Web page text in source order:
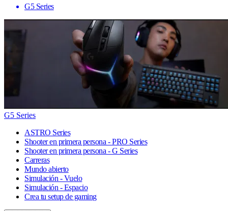
G5 Series
G5 Series
ASTRO Series
Shooter en primera persona - PRO Series
Shooter en primera persona - G Series
Carreras
Mundo abierto
Simulación - Vuelo
Simulación - Espacio
Crea tu setup de gaming